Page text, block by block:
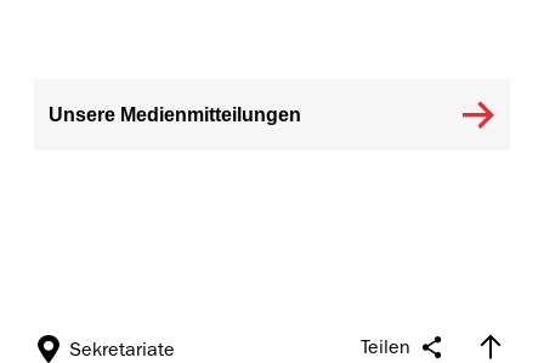
Unsere Medienmitteilungen
Teilen
Sekretariate